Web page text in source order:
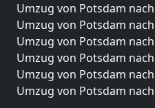
Umzug von Potsdam
Umzug von Potsdam
Umzug von Potsdam
Umzug von Potsdam
Umzug von Potsdam
Umzug von Potsdam